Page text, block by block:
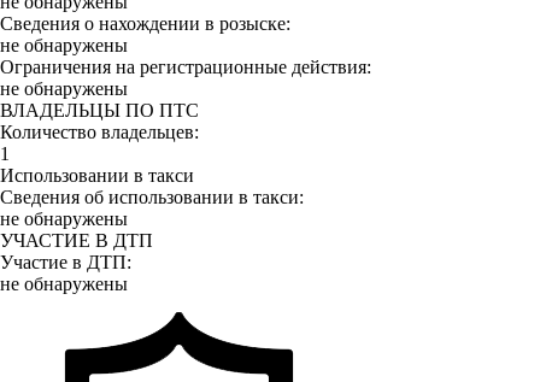
Сведения о нахождении в розыске:
не обнаружены
Ограничения на регистрационные действия:
не обнаружены
ВЛАДЕЛЬЦЫ ПО ПТС
Количество владельцев:
1
Использовании в такси
Сведения об использовании в такси:
не обнаружены
УЧАСТИЕ В ДТП
Участие в ДТП:
не обнаружены